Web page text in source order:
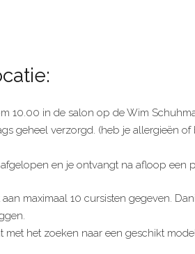
10.00 in de salon op de Wim
geheel verzorgd. (heb je allergieën
en je ontvangt na afloop een
maximaal 10 cursisten gegeven.
het zoeken naar een geschikt